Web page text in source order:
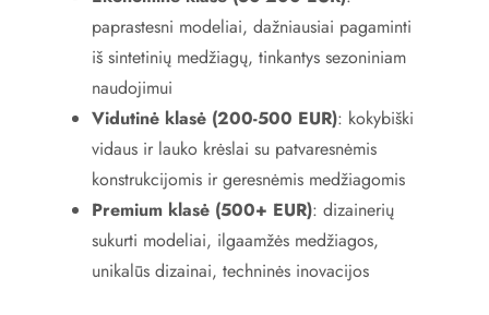
paprastesni modeliai, dažniausiai pagaminti
iš sintetinių medžiagų, tinkantys sezoniniam
naudojimui
Vidutinė klasė (200-500 EUR): kokybiški
vidaus ir lauko krėslai su patvaresnėmis
konstrukcijomis ir geresnėmis medžiagomis
Premium klasė (500+ EUR): dizainerių
sukurti modeliai, ilgaamžės medžiagos,
unikalūs dizainai, techninės inovacijos